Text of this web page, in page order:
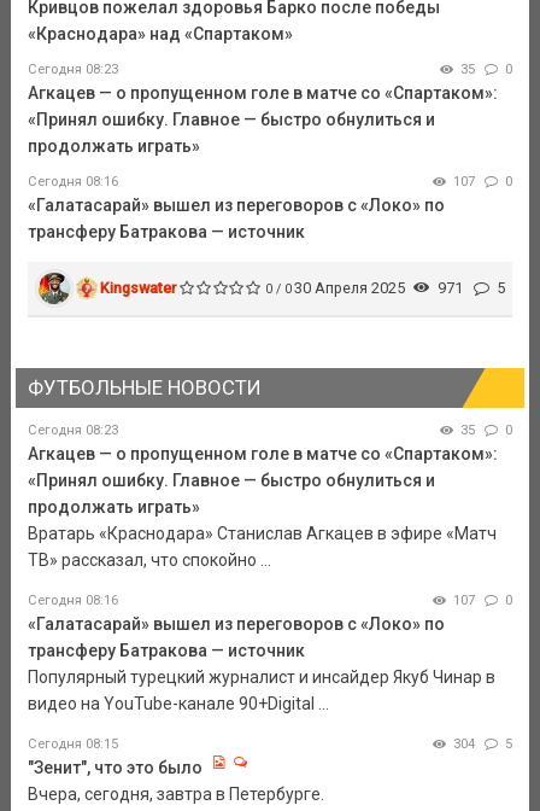
Кривцов пожелал здоровья Барко после победы
«Краснодара» над «Спартаком»
Сегодня 08:23 35 0
Агкацев — о пропущенном голе в матче со «Спартаком»:
«Принял ошибку. Главное — быстро обнулиться и
продолжать играть»
Сегодня 08:16 107 0
«Галатасарай» вышел из переговоров с «Локо» по
трансферу Батракова — источник
Kingswater 0 / 030 Апреля 2025 971 5
ФУТБОЛЬНЫЕ НОВОСТИ
Сегодня 08:23 35 0
Агкацев — о пропущенном голе в матче со «Спартаком»:
«Принял ошибку. Главное — быстро обнулиться и
продолжать играть»
Вратарь «Краснодара» Станислав Агкацев в эфире «Матч
ТВ» рассказал, что спокойно ...
Сегодня 08:16 107 0
«Галатасарай» вышел из переговоров с «Локо» по
трансферу Батракова — источник
Популярный турецкий журналист и инсайдер Якуб Чинар в
видео на YouTube-канале 90+Digital ...
Сегодня 08:15 304 5
"Зенит", что это было
Вчера, сегодня, завтра в Петербурге.